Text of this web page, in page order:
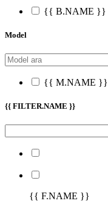
{{ B.NAME }}
Model
{{ M.NAME }}
{{ FILTER.NAME }}
{{ F.NAME }}